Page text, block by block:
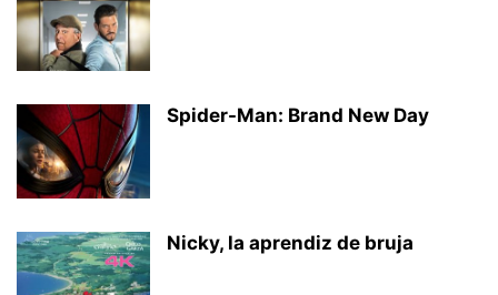
Spider-Man: Brand New Day
Nicky, la aprendiz de bruja